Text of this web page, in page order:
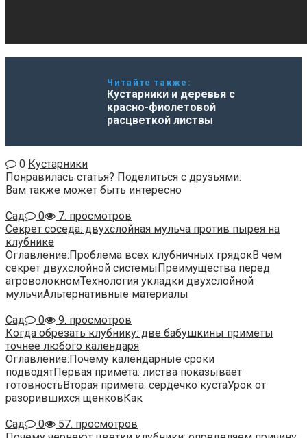
Читайте также:
Кустарники и деревья с
красно-фиолетовой
расцветкой листвы
0 Кустарники
Понравилась статья? Поделиться с друзьями:
Вам также может быть интересно
Сад
0
7. просмотров
Секрет соседа: двухслойная мульча против пырея на
клубнике
Оглавление:Проблема всех клубничных грядокВ чем
секрет двухслойной системыПреимущества перед
агроволокномТехнология укладки двухслойной
мульчиАльтернативные материалы
Сад
0
9. просмотров
Когда обрезать клубнику: две бабушкины приметы
точнее любого календаря
Оглавление:Почему календарные сроки
подводятПервая примета: листва показывает
готовностьВторая примета: сердечко кустаУрок от
разорившихся щенковКак
Сад
0
57. просмотров